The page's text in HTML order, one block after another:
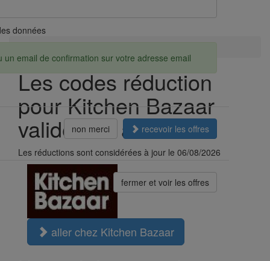
Les codes réduction
pour Kitchen Bazaar
valides en août 2026
Les réductions sont considérées à jour le 06/08/2026
aller chez Kitchen Bazaar
données
email de confirmation sur votre adresse email
non merci recevoir les offres
fermer et voir les offres